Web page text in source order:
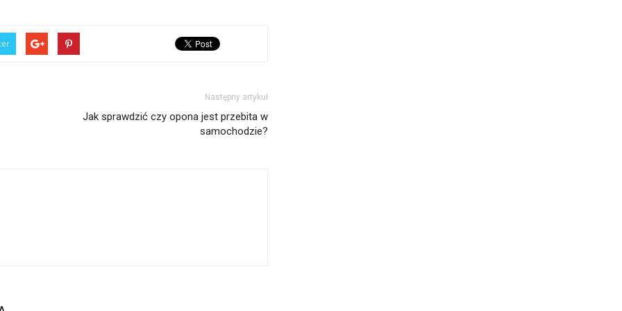
Następny artykuł
Jak sprawdzić czy opona jest przebita w
samochodzie?